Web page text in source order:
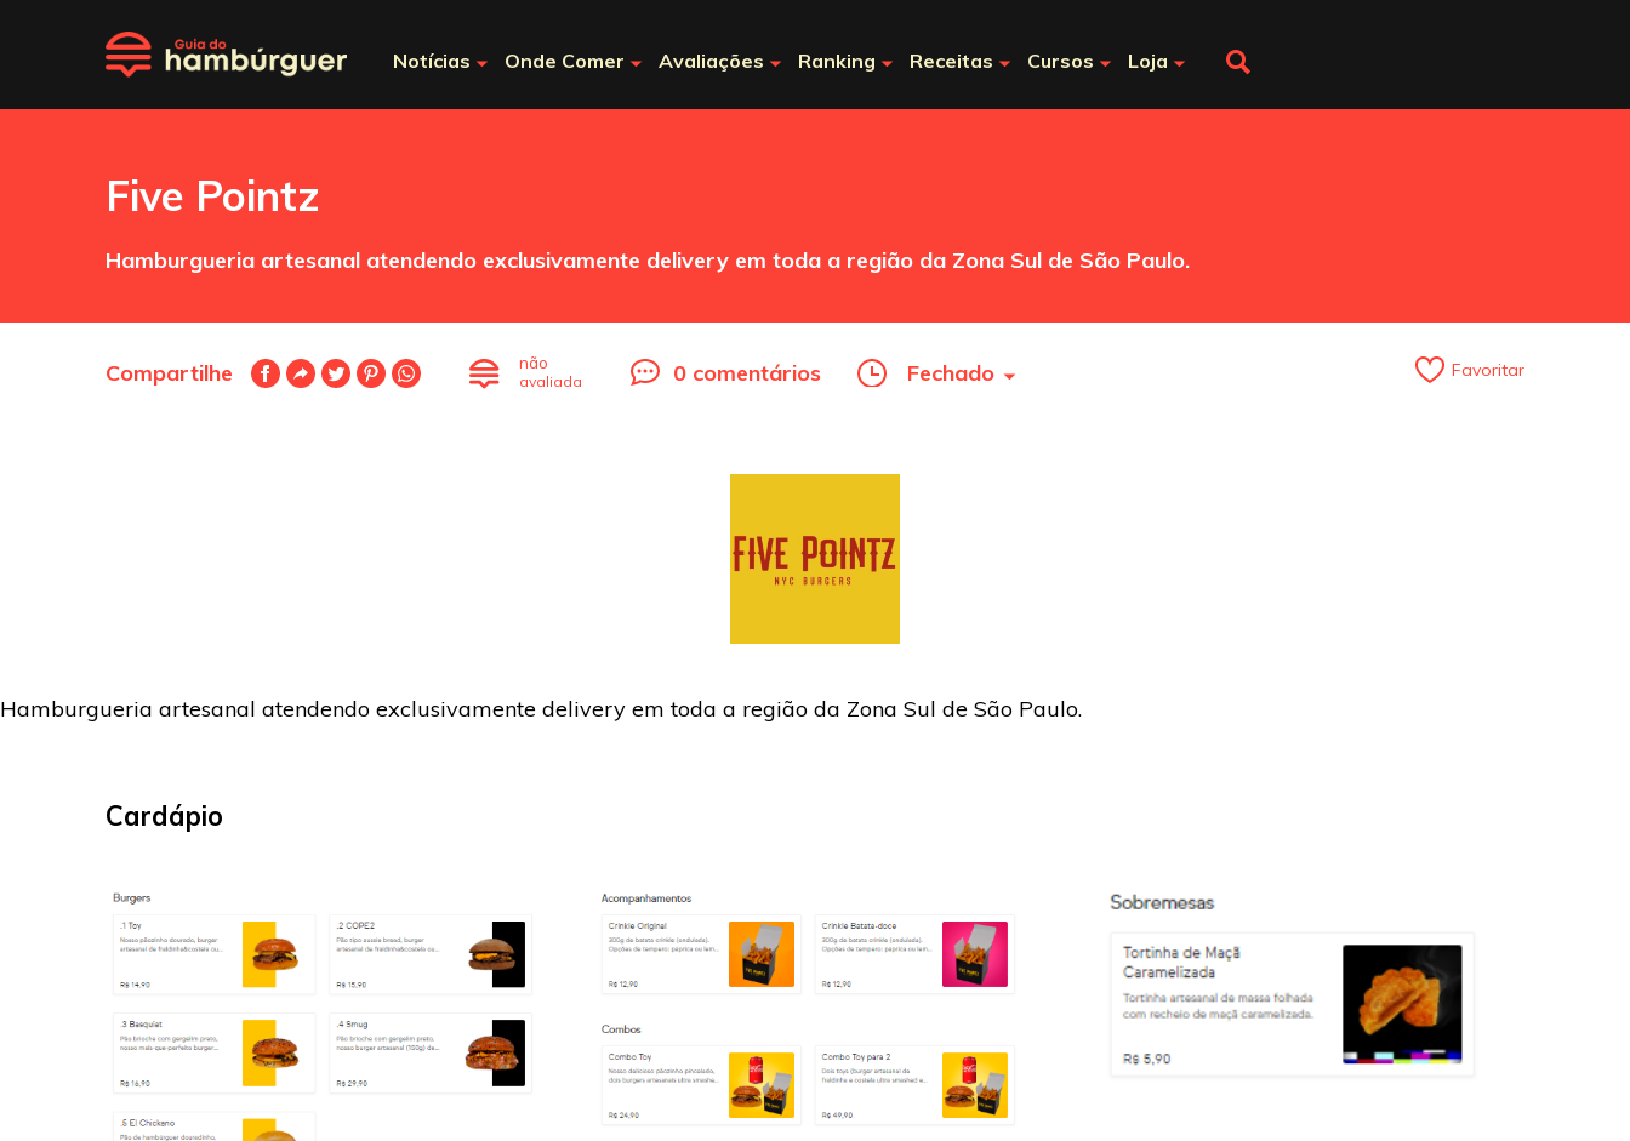
Notícias Onde Comer Avaliações Ranking Receitas Cursos Loja
Five Pointz
Hamburgueria artesanal atendendo exclusivamente delivery em toda a região da Zona Sul de São Paulo.
Compartilhe não
avaliada 0 comentários Fechado Favoritar
Hamburgueria artesanal atendendo exclusivamente delivery em toda a região da Zona Sul de São Paulo.
Cardápio